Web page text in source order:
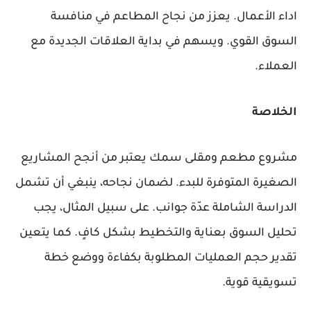
اداء الأعمال. يعزز من نجاح المطاعم في منافسة
السوق القوي. ويسهم في بداية العلاقات الجديدة مع
العملاء.
الخلاصة
مشروع مطعم ومقلى سمك يعتبر من أنجح المشاريع
الصغيرة المتوفرة للبدء. لضمان نجاحه، ينبغي أن تشمل
الدراسة الشاملة عدّة جوانب. على سبيل المثال، يجب
تحليل السوق بعناية والتخطيط بشكل كافٍ. كما يتعين
تقدير حجم العمليات المطلوبة بكفاءة ووضع خطة
تسويقية قوية.